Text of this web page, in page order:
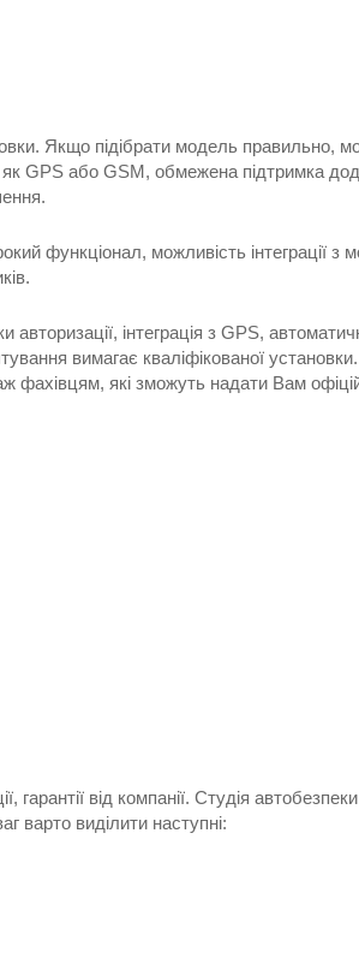
Якщо підібрати модель правильно,
як GPS або GSM, обмежена підтримка
функціонал, можливість інтеграції
інтеграція з GPS,
вимагає кваліфікованої
фахівцям, які зможуть надати Вам
гарантії від компанії. Студія
варто виділити наступні: